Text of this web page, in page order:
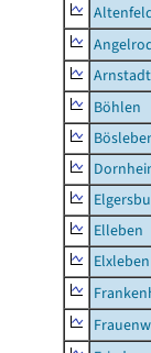
Böhlen
Elleben
Elxleben